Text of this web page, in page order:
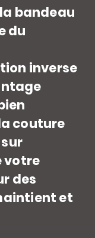
bandeau
du
inverse
couture
votre
des
et